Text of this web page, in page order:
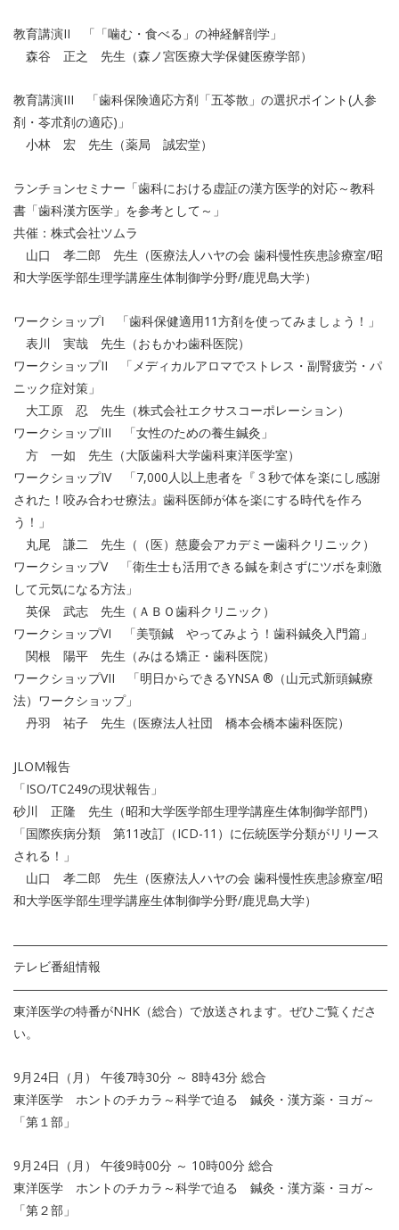
教育講演II 「「噛む・食べる」の神経解剖学」
森谷 正之 先生（森ノ宮医療大学保健医療学部）
教育講演III 「歯科保険適応方剤「五苓散」の選択ポイント(人参
剤・苓朮剤の適応)」
小林 宏 先生（薬局 誠宏堂）
ランチョンセミナー「歯科における虚証の漢方医学的対応～教科
書「歯科漢方医学」を参考として～」
共催：株式会社ツムラ
山口 孝二郎 先生（医療法人ハヤの会 歯科慢性疾患診療室/昭
和大学医学部生理学講座生体制御学分野/鹿児島大学）
ワークショップI 「歯科保健適用11方剤を使ってみましょう！」
表川 実哉 先生（おもかわ歯科医院）
ワークショップII 「メディカルアロマでストレス・副腎疲労・パ
ニック症対策」
大工原 忍 先生（株式会社エクサスコーポレーション）
ワークショップIII 「女性のための養生鍼灸」
方 一如 先生（大阪歯科大学歯科東洋医学室）
ワークショップIV 「7,000人以上患者を『３秒で体を楽にし感謝
された！咬み合わせ療法』歯科医師が体を楽にする時代を作ろ
う！」
丸尾 謙二 先生（（医）慈慶会アカデミー歯科クリニック）
ワークショップV 「衛生士も活用できる鍼を刺さずにツボを刺激
して元気になる方法」
英保 武志 先生（ＡＢＯ歯科クリニック）
ワークショップVI 「美顎鍼 やってみよう！歯科鍼灸入門篇」
関根 陽平 先生（みはる矯正・歯科医院）
ワークショップVII 「明日からできるYNSA ®（山元式新頭鍼療
法）ワークショップ」
丹羽 祐子 先生（医療法人社団 橋本会橋本歯科医院）
JLOM報告
「ISO/TC249の現状報告」
砂川 正隆 先生（昭和大学医学部生理学講座生体制御学部門）
「国際疾病分類 第11改訂（ICD-11）に伝統医学分類がリリース
される！」
山口 孝二郎 先生（医療法人ハヤの会 歯科慢性疾患診療室/昭
和大学医学部生理学講座生体制御学分野/鹿児島大学）
――――――――――――――――――――――――――――――
テレビ番組情報
――――――――――――――――――――――――――――――
東洋医学の特番がNHK（総合）で放送されます。ぜひご覧くださ
い。
9月24日（月） 午後7時30分 ～ 8時43分 総合
東洋医学 ホントのチカラ～科学で迫る 鍼灸・漢方薬・ヨガ～
「第１部」
9月24日（月） 午後9時00分 ～ 10時00分 総合
東洋医学 ホントのチカラ～科学で迫る 鍼灸・漢方薬・ヨガ～
「第２部」